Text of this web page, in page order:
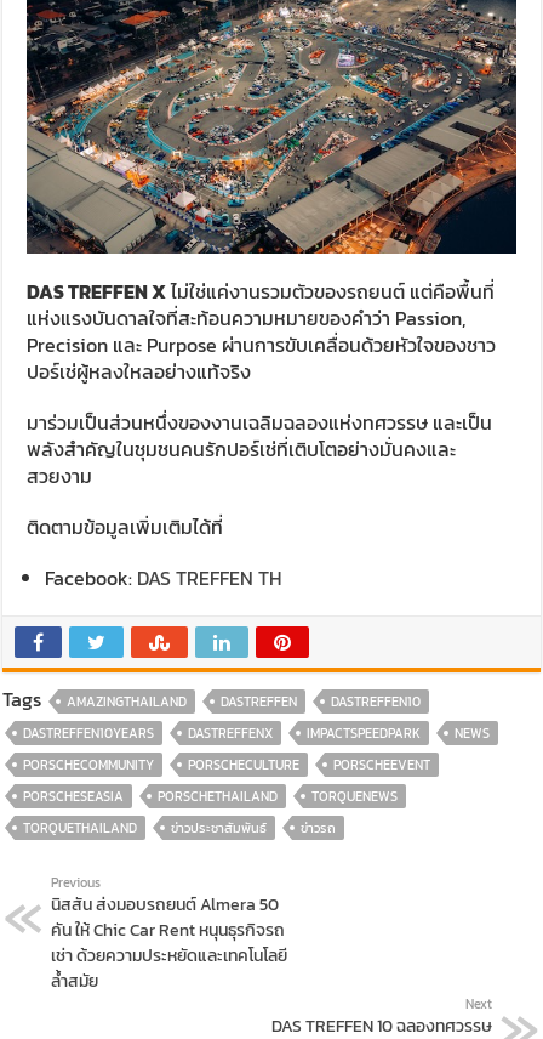
DAS TREFFEN Xไม่ใช่แค่งานรวมตัวของรถยนต์ แต่คือพื้นที่
แห่งแรงบันดาลใจที่สะท้อนความหมายของคำว่า Passion,
Precision และ Purpose ผ่านการขับเคลื่อนด้วยหัวใจของชาว
ปอร์เช่ผู้หลงใหลอย่างแท้จริง
มาร่วมเป็นส่วนหนึ่งของงานเฉลิมฉลองแห่งทศวรรษ และเป็น
พลังสำคัญในชุมชนคนรักปอร์เช่ที่เติบโตอย่างมั่นคงและ
สวยงาม
ติดตามข้อมูลเพิ่มเติมได้ที่
Facebook: DAS TREFFEN TH
Tags AMAZINGTHAILAND DASTREFFEN
DASTREFFEN10
DASTREFFEN10YEARS
DASTREFFENX IMPACTSPEEDPARK
NEWS
PORSCHECOMMUNITY
PORSCHECULTURE
PORSCHEEVENT
PORSCHESEASIA
PORSCHETHAILAND
TORQUENEWS
TORQUETHAILAND
ข่าวประชาสัมพันธ์ ข่าวรถ
Previous
นิสสัน ส่งมอบรถยนต์ Almera 50
คัน ให้ Chic Car Rent หนุนธุรกิจรถ
เช่า ด้วยความประหยัดและเทคโนโลยี
ล้ำสมัย
Next
DAS TREFFEN 10 ฉลองทศวรรษ